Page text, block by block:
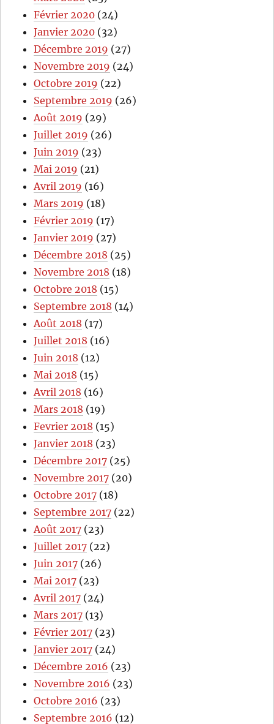
Février 2020 (24)
Janvier 2020 (32)
Décembre 2019 (27)
Novembre 2019 (24)
Octobre 2019 (22)
Septembre 2019 (26)
Août 2019 (29)
Juillet 2019 (26)
Juin 2019 (23)
Mai 2019 (21)
Avril 2019 (16)
Mars 2019 (18)
Février 2019 (17)
Janvier 2019 (27)
Décembre 2018 (25)
Novembre 2018 (18)
Octobre 2018 (15)
Septembre 2018 (14)
Août 2018 (17)
Juillet 2018 (16)
Juin 2018 (12)
Mai 2018 (15)
Avril 2018 (16)
Mars 2018 (19)
Fevrier 2018 (15)
Janvier 2018 (23)
Décembre 2017 (25)
Novembre 2017 (20)
Octobre 2017 (18)
Septembre 2017 (22)
Août 2017 (23)
Juillet 2017 (22)
Juin 2017 (26)
Mai 2017 (23)
Avril 2017 (24)
Mars 2017 (13)
Février 2017 (23)
Janvier 2017 (24)
Décembre 2016 (23)
Novembre 2016 (23)
Octobre 2016 (23)
Septembre 2016 (12)